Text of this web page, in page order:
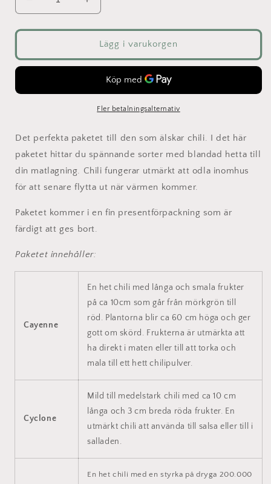
Minska
kvantitet
för
-
presentpaket
Öka
kvantitet
för
Chili
-
presentpaket
Lägg i varukorgen
Fler betalningsalternativ
Det perfekta paketet till den som älskar chili. I det här
paketet hittar du spännande sorter med blandad hetta till
din matlagning. Chili fungerar utmärkt att odla inomhus
för att senare flytta ut när värmen kommer.
Paketet kommer i en fin presentförpackning som är
färdigt att ges bort.
Paketet innehåller:
Cayenne
En het chili med långa och smala frukter
på ca 10cm som går från mörkgrön till
röd. Plantorna blir ca 60 cm höga och ger
gott om skörd. Frukterna är utmärkta att
ha direkt i maten eller till att torka och
mala till ett hett chilipulver.
Cyclone
Mild till medelstark chili med ca 10 cm
långa och 3 cm breda röda frukter. En
utmärkt chili att använda till salsa eller till i
salladen.
En het chili med en styrka på dryga 200.000